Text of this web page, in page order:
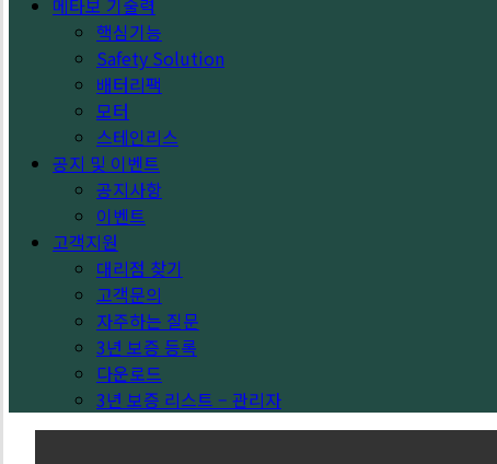
핵심기능
Safety Solution
배터리팩
모터
스테인리스
공지 및 이벤트
공지사항
이벤트
고객지원
대리점 찾기
고객문의
자주하는 질문
3년 보증 등록
다운로드
3년 보증 리스트 – 관리자